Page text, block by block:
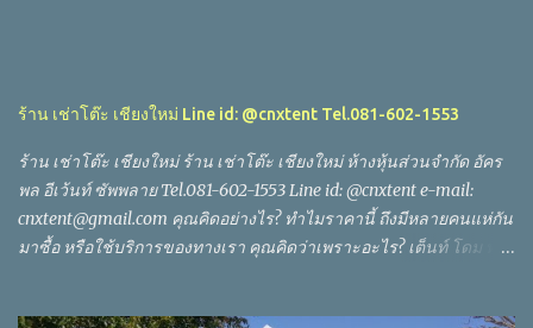
ร้าน เช่าโต๊ะ เชียงใหม่ Line id: @cnxtent Tel.081-602-1553
ร้าน เช่าโต๊ะ เชียงใหม่ ร้าน เช่าโต๊ะ เชียงใหม่ ห้างหุ้นส่วนจำกัด อัคร
พล อีเว้นท์ ซัพพลาย Tel.081-602-1553 Line id: @cnxtent e-mail:
cnxtent@gmail.com คุณคิดอย่างไร? ทำไมราคานี้ ถึงมีหลายคนแห่กัน
มาซื้อ หรือใช้บริการของทางเรา คุณคิดว่าเพราะอะไร? เต็นท์ โดม ทรง